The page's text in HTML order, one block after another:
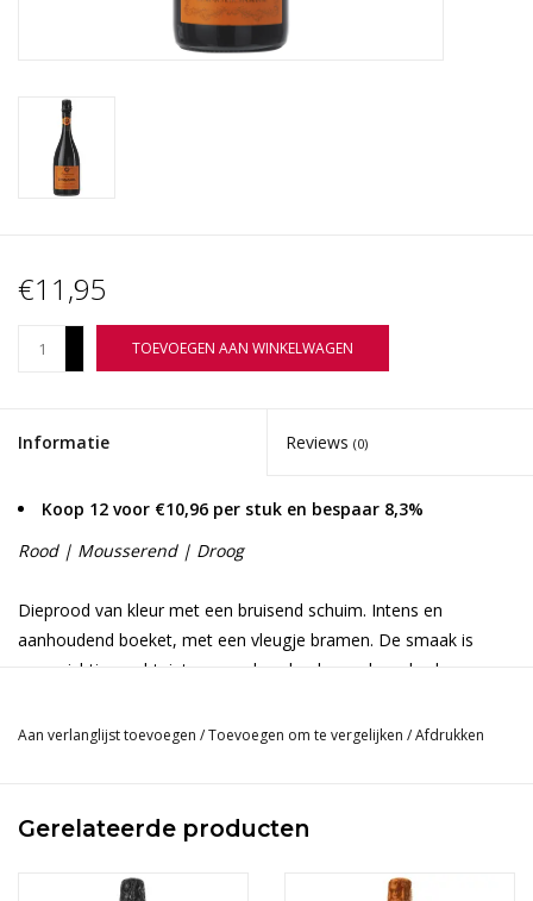
€11,95
TOEVOEGEN AAN WINKELWAGEN
Informatie Reviews (0)
Koop 12 voor €10,96 per stuk en bespaar 8,3%
Rood | Mousserend | Droog
Dieprood van kleur met een bruisend schuim. Intens en
aanhoudend boeket, met een vleugje bramen. De smaak is
evenwichtig, zacht, intens, aanhoudend en vol van body.
Druif
Herkomst
DOC Emilia Romagna | Italië
Aan verlanglijst toevoegen /Toevoegen om te vergelijken /Afdrukken
Gerelateerde producten